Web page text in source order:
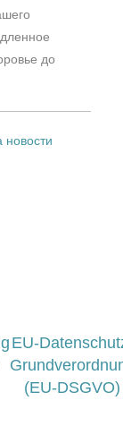
до
новости
EU-
(EU-DSGVO)